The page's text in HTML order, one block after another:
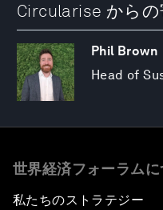
Circularise からの
Phil Brown
Head of
世界経済フォーラムに
私たちのストラテジー